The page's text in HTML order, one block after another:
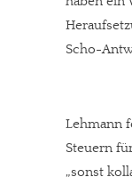
Scho-
Lehmann
Steuern
„sonst